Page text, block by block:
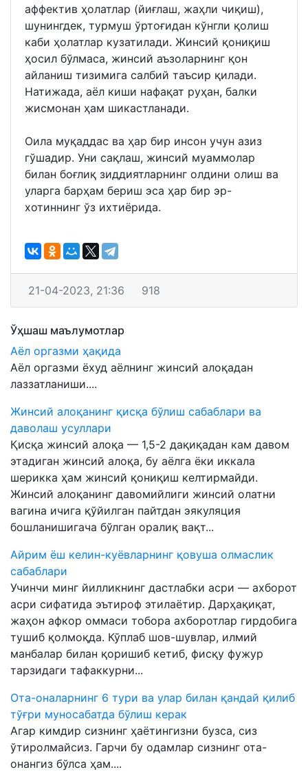
аффектив ҳолатлар (йиғлаш, жаҳли чиқиш),
шунингдек, турмуш ўртоғидан кўнгли қолиш
каби ҳолатлар кузатилади. Жинсий қониқиш
ҳосил бўлмаса, жинсий аъзоларнинг қон
айланиш тизимига салбий таъсир қилади.
Натижада, аёл киши нафақат руҳан, балки
жисмонан ҳам шикаст­ла­нади.
Оила муқаддас ва ҳар бир инсон учун азиз
гўшадир. Уни сақлаш, жинсий муаммолар
билан боғлиқ зиддиятларнинг олдини олиш ва
уларга бар­ҳам бериш эса ҳар бир эр-
хотиннинг ўз ихтиёрида.
21-04-2023, 21:36 918
Ўҳшаш маълумотлар
Аёл оргазми ҳақида
Аёл оргазми ёхуд аёлнинг жинсий алоқадан
лаззатланиши....
Жинсий алоқанинг қисқа бўлиш сабаблари ва
даволаш усуллари
Қисқа жинсий алоқа — 1,5-2 дақиқадан кам давом
этадиган жинсий алоқа, бу аёлга ёки иккала
шерикка ҳам жинсий қониқиш келтирмайди.
Жинсий алоқанинг давомийлиги жинсий олатни
вагина ичига қўйилган пайтдан эякуляция
бошланишигача бўлган оралиқ вақт...
Айрим ёш келин-куёвларнинг қовуша олмаслик
сабаблари
Учинчи минг йилликнинг дастлабки асри — ахборот
асри сифатида эътироф этилаётир. Дарҳақиқат,
жаҳон афкор оммаси тобора ахборотлар гирдобига
тушиб қолмоқда. Кўплаб шов-шувлар, илмий
манбалар билан қоришиб кетиб, фисқу фужур
тарзидаги тафаккурни...
Ота-оналарнинг 6 тури ва улар билан қандай қилиб
тўғри муносабатда бўлиш керак
Агар кимдир сизнинг ҳаётингизни бузса, сиз
ўтиролмайсиз. Гарчи бу одамлар сизнинг ота-
онангиз бўлса ҳам....